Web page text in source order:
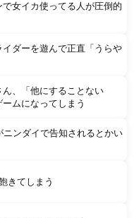
で女イカ使ってる人が圧倒的
ダーを遊んで正直「うらや
ん、「他にすることない
ムになってしまう
ンダイで告知されるとかい
きてしまう